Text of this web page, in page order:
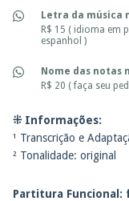
Letra da música
R$ 15 ( idioma em
espanhol )
Nome das notas
R$ 20 ( faça seu
⁜ Informações:
¹ Transcrição e
² Tonalidade: original
Partitura Funcional: